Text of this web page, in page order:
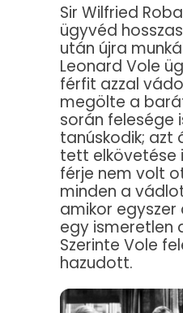
Sir Wilfried
ügyvéd
után újra
Leonard Vole
férfit azzal
megölte a
során felesége
tanúskodik; azt
tett elkövetése
férje nem volt
minden a
amikor egyszer
egy ismeretlen
Szerinte Vole
hazudott.